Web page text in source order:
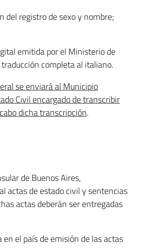
registro de sexo y nombre;
emitida por el Ministerio de
completa al italiano.
se enviará al Municipio
Civil encargado de transcribir
dicha transcripción.
de Buenos Aires,
actas de estado civil y sentencias
actas deberán ser entregadas
el país de emisión de las actas